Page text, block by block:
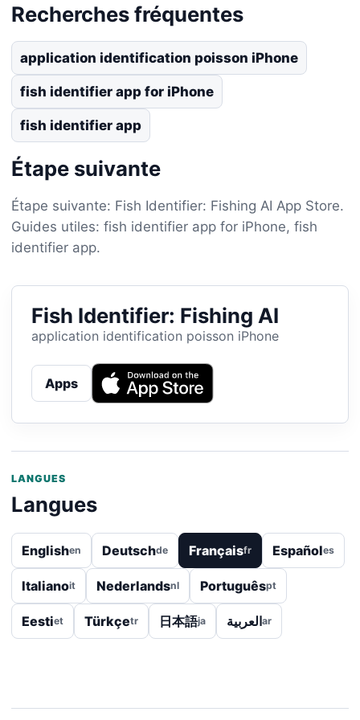
Recherches fréquentes
application identification poisson iPhone
fish identifier app for iPhone
fish identifier app
Étape suivante
Étape suivante: Fish Identifier: Fishing AI App Store.
Guides utiles: fish identifier app for iPhone, fish
identifier app.
Fish Identifier: Fishing AI
application identification poisson iPhone
Apps
LANGUES
Langues
Englishen Deutschde Françaisfr Españoles
Italianoit Nederlandsnl Portuguêspt
Eestiet Türkçetr 日本語ja العربيةar